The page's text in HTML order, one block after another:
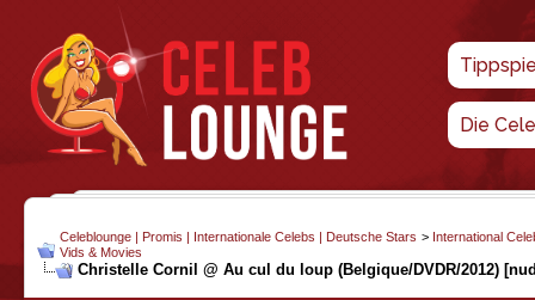
Die
Celeblounge | Promis | Internationale Celebs | Deutsche Stars > International
Vids & Movies
Christelle Cornil @ Au cul du loup (Belgique/DVDR/2012)